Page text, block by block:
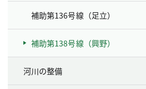
補助第136号線（足立）
補助第138号線（興野）
河川の整備